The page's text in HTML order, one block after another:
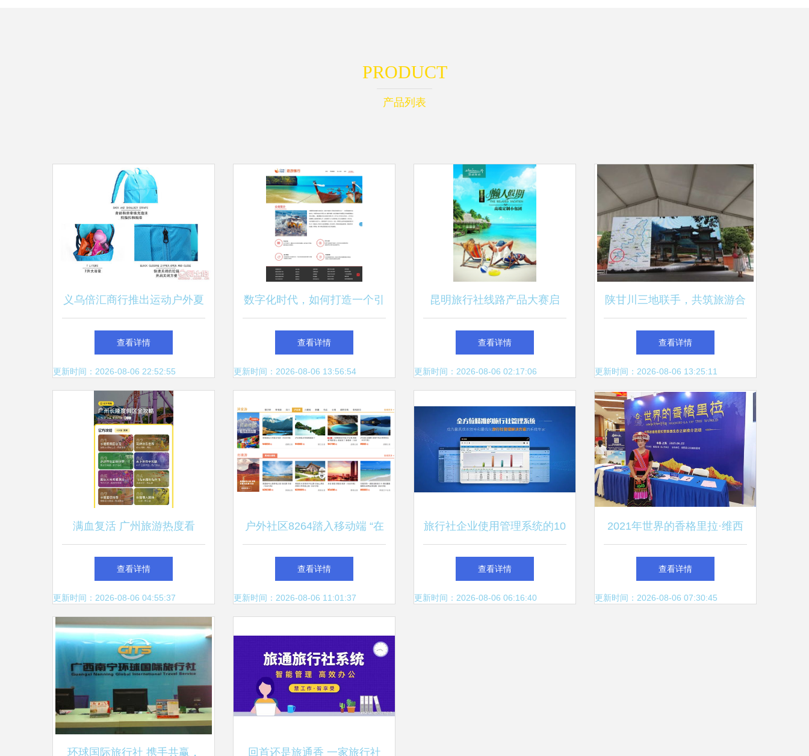
PRODUCT
产品列表
义乌倍汇商行推出运动户外夏
令营定制双肩包 多功能设计
满足旅行与学习需求
查看详情
更新时间：2026-08-06 22:52:55
数字化时代，如何打造一个引
人入胜的旅行社网页？
查看详情
更新时间：2026-08-06 13:56:54
昆明旅行社线路产品大赛启
动，动动手指投票赢免费试玩
机会
查看详情
更新时间：2026-08-06 02:17:06
陕甘川三地联手，共筑旅游合
作新平台——2018年景区旅行
社旅游商品采购推介会凤县圆
满落幕
查看详情
更新时间：2026-08-06 13:25:11
满血复活 广州旅游热度看
涨，周边景区快速升温，旅行
社迎来复苏潮
查看详情
更新时间：2026-08-06 04:55:37
户外社区8264踏入移动端 “在
外”新品牌，社交与交易并重
之路
查看详情
更新时间：2026-08-06 11:01:37
旅行社企业使用管理系统的10
大好处
查看详情
更新时间：2026-08-06 06:16:40
2021年世界的香格里拉·维西
生态之旅推介活动在宝山举
行，旅行社共绘高原旅游新蓝
查看详情
更新时间：2026-08-06 07:30:45
环球国际旅行社 携手共赢， 回首还是旅通香 一家旅行社